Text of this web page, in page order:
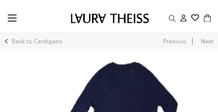
Back to Cardigans Previous | Next